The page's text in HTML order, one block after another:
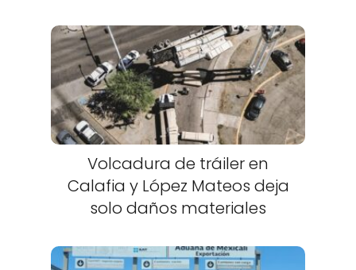
Volcadura de tráiler en
Calafia y López Mateos deja
solo daños materiales